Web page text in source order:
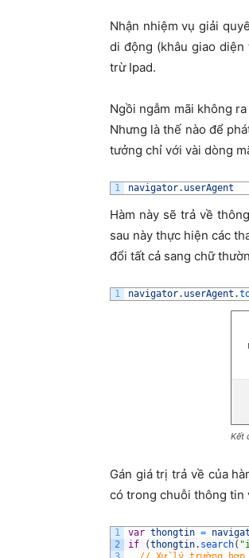
Nhận nhiệm vụ giải
di động (khâu giao diện
trừ Ipad.
Ngồi ngẫm mãi không
Nhưng là thế nào để
tưởng chỉ với vài dòng
1 navigator. userAgent
Hàm này sẽ trả về
sau này thực hiện các
đổi tất cả sang chữ
1 navigator. userAgent .
Kết
Gán giá trị trả về của
có trong chuỗi thông tin
1
2
var thongtin =
if
(thongtin. search(